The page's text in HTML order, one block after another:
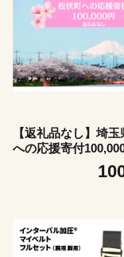
【返礼品なし】埼
への応援寄付